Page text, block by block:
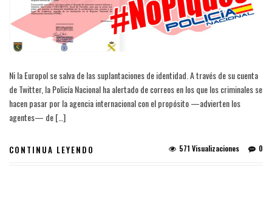
Ni la Europol se salva de las suplantaciones de identidad. A través de su cuenta
de Twitter, la Policía Nacional ha alertado de correos en los que los criminales se
hacen pasar por la agencia internacional con el propósito —advierten los
agentes— de […]
CONTINUA LEYENDO 0
571 Visualizaciones